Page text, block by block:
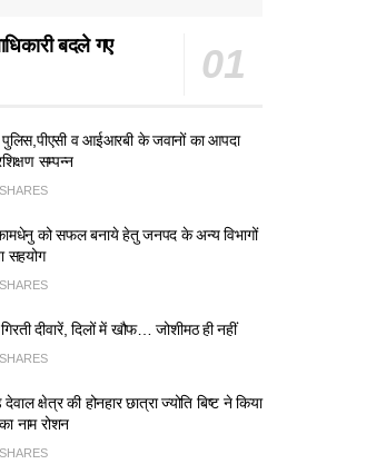
बदले गए
पुलिस,पीएसी व आईआरबी के जवानों का आपदा
सम्पन्न
को सफल बनाये हेतु जनपद के अन्य विभागों
सहयोग
दीवारें, दिलों में खौफ… जोशीमठ ही नहीं
क्षेत्र की होनहार छात्रा ज्योति बिष्ट ने किया
नाम रोशन